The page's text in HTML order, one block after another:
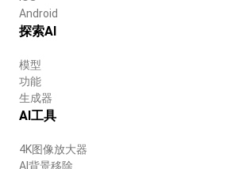
Android
探索AI
模型
功能
生成器
AI工具
4K图像放大器
AI背景移除